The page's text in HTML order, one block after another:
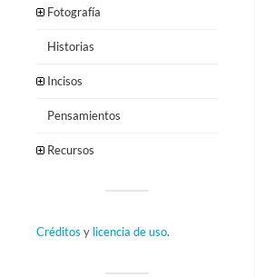
Fotografía
Historias
Incisos
Pensamientos
Recursos
Créditos y licencia de uso.